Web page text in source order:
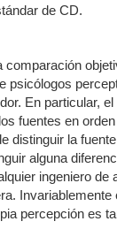
de CD.
psicólogos
En particular,
fuentes en
distinguir la
alguna
ingeniero
percepción es